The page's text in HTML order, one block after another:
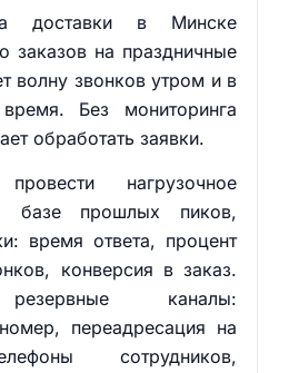
доставки в Минске
заказов на праздничные
волну звонков утром и в
Без мониторинга
обработать заявки.
нагрузочное
базе прошлых пиков,
время ответа, процент
конверсия в заказ.
резервные каналы:
переадресация на
сотрудников,